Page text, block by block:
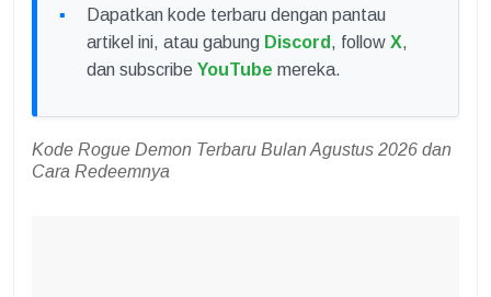
Dapatkan kode terbaru dengan pantau
artikel ini, atau gabung Discord , follow X,
dan subscribe YouTube mereka.
Kode Rogue Demon Terbaru Bulan Agustus 2026 dan
Cara Redeemnya